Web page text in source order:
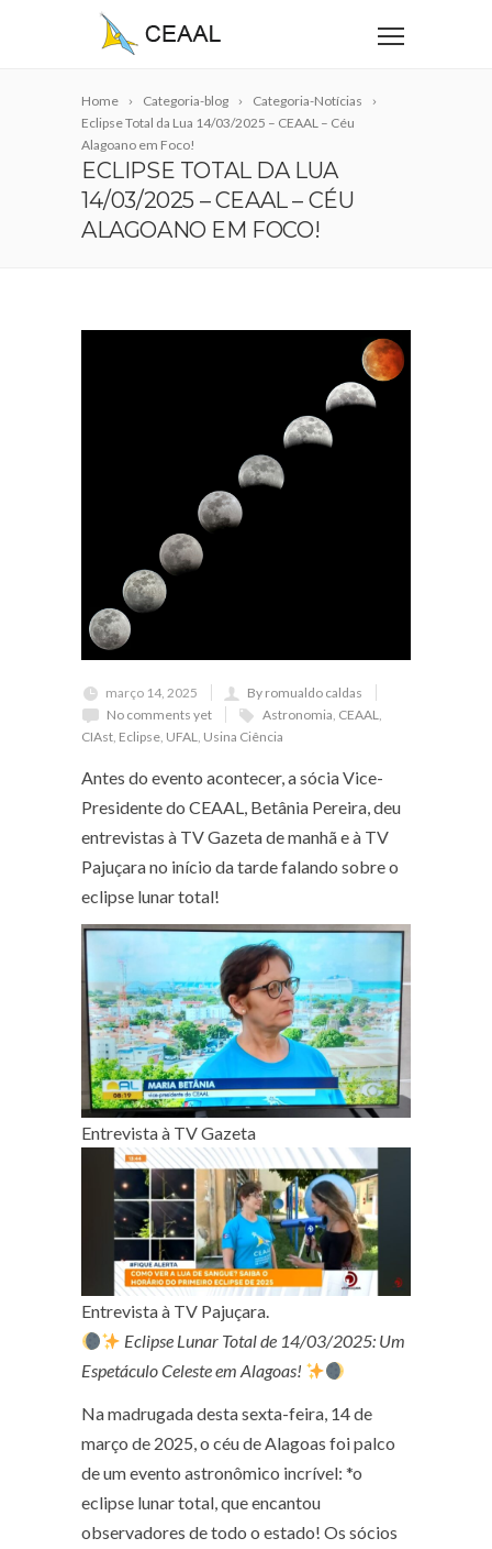
Home Categoria-blog
Categoria-Notícias
Eclipse Total da Lua 14/03/2025 – CEAAL – Céu
Alagoano em Foco!
ECLIPSE TOTAL DA LUA
14/03/2025 – CEAAL – CÉU
ALAGOANO EM FOCO!
março 14, 2025
By romualdo caldas
No comments yet
Astronomia, CEAAL,
CIAst, Eclipse, UFAL, Usina Ciência
Antes do evento acontecer, a sócia Vice-
Presidente do CEAAL, Betânia Pereira, deu
entrevistas à TV Gazeta de manhã e à TV
Pajuçara no início da tarde falando sobre o
eclipse lunar total!
Entrevista à TV Gazeta
Entrevista à TV Pajuçara.
Eclipse Lunar Total de 14/03/2025: Um
Espetáculo Celeste em Alagoas!
Na madrugada desta sexta-feira, 14 de
março de 2025, o céu de Alagoas foi palco
de um evento astronômico incrível: *o
eclipse lunar total, que encantou
observadores de todo o estado! Os sócios